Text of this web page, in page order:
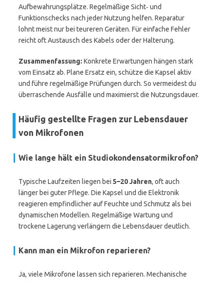
Aufbewahrungsplätze. Regelmäßige Sicht‑ und
Funktionschecks nach jeder Nutzung helfen. Reparatur
lohnt meist nur bei teureren Geräten. Für einfache Fehler
reicht oft Austausch des Kabels oder der Halterung.
Zusammenfassung: Konkrete Erwartungen hängen stark
vom Einsatz ab. Plane Ersatz ein, schütze die Kapsel aktiv
und führe regelmäßige Prüfungen durch. So vermeidest du
überraschende Ausfälle und maximierst die Nutzungsdauer.
Häufig gestellte Fragen zur Lebensdauer
von Mikrofonen
Wie lange hält ein Studiokondensatormikrofon?
Typische Laufzeiten liegen bei 5–20 Jahren, oft auch
länger bei guter Pflege. Die Kapsel und die Elektronik
reagieren empfindlicher auf Feuchte und Schmutz als bei
dynamischen Modellen. Regelmäßige Wartung und
trockene Lagerung verlängern die Lebensdauer deutlich.
Kann man ein Mikrofon reparieren?
Ja, viele Mikrofone lassen sich reparieren. Mechanische